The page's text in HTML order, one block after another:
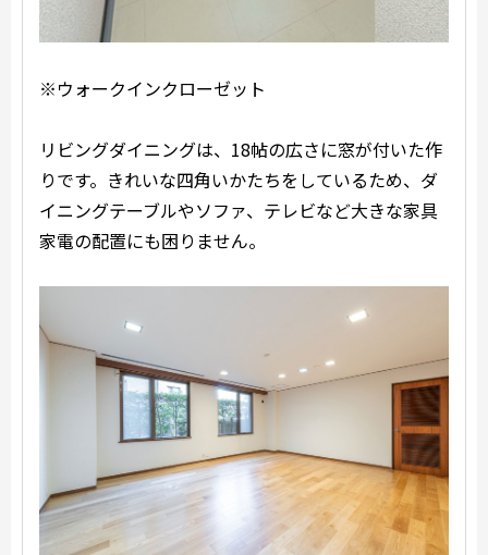
※ウォークインクローゼット
リビングダイニングは、18帖の広さに窓が付いた作
りです。きれいな四角いかたちをしているため、ダ
イニングテーブルやソファ、テレビなど大きな家具
家電の配置にも困りません。